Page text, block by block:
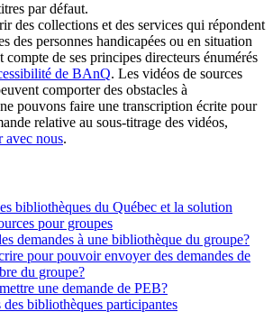
par défaut.
des collections et des services qui répondent
des personnes handicapées ou en situation
compte de ses principes directeurs énumérés
de BAnQ. Les vidéos de sources
comporter des obstacles à
pouvons faire une transcription écrite pour
relative au sous-titrage des vidéos,
avec nous.
bibliothèques du Québec et la solution
pour groupes
demandes à une bibliothèque du groupe?
pour pouvoir envoyer des demandes de
du groupe?
une demande de PEB?
des bibliothèques participantes